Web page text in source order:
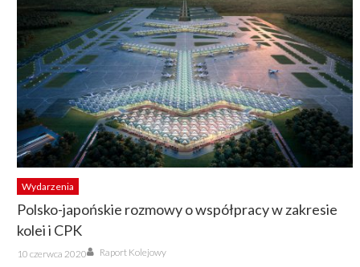
Wydarzenia
Polsko-japońskie rozmowy o współpracy w zakresie
kolei i CPK
Posted
on
10 czerwca 2020 Author
Raport Kolejowy